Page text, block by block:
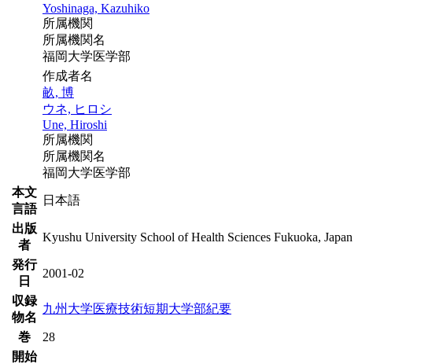
Yoshinaga, Kazuhiko
所属機関
所属機関名
福岡大学医学部
作成者名
畝, 博
ウネ, ヒロシ
Une, Hiroshi
所属機関
所属機関名
福岡大学医学部
本文
言語
日本語
出版
者
Kyushu University School of Health Sciences Fukuoka, Japan
発行
日
2001-02
収録
物名
九州大学医療技術短期大学部紀要
巻
28
開始